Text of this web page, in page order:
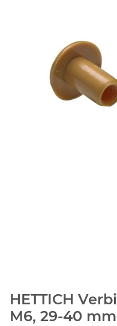
HETTICH
M6, 29-40